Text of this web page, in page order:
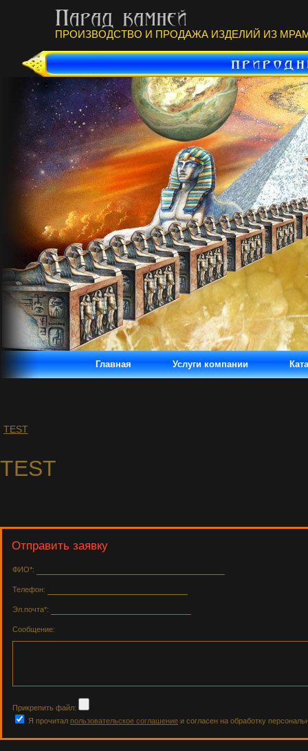
ПРОИЗВОДСТВО И ПРОДАЖА ИЗДЕЛИЙ ИЗ
Главная Услуги компании
TEST
TEST
Отправить заявку
ФИО*:
Телефон:
Эл.почта*:
Сообщение:
Прикрепить файл:
Я прочитал пользовательское соглашение и согласен на обработку